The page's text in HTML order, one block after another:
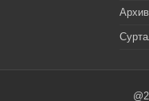
Архив